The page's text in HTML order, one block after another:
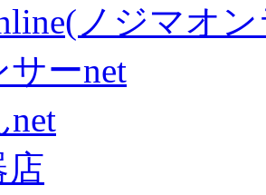
ノジマオ
サーnet
net
店